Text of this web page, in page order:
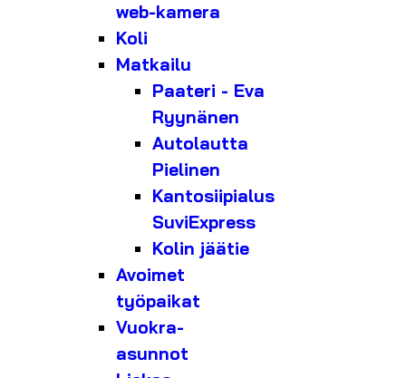
web-kamera
Koli
Matkailu
Paateri - Eva
Ryynänen
Autolautta
Pielinen
Kantosiipialus
SuviExpress
Kolin jäätie
Avoimet
työpaikat
Vuokra-
asunnot